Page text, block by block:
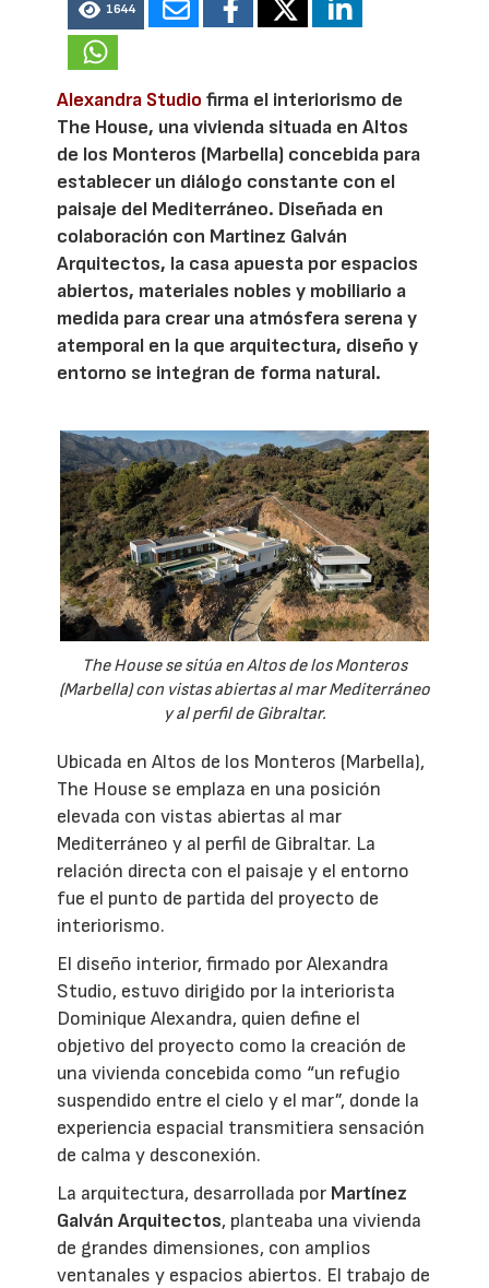
1644
Alexandra Studio firma el interiorismo de
The House, una vivienda situada en Altos
de los Monteros (Marbella) concebida para
establecer un diálogo constante con el
paisaje del Mediterráneo. Diseñada en
colaboración con Martinez Galván
Arquitectos, la casa apuesta por espacios
abiertos, materiales nobles y mobiliario a
medida para crear una atmósfera serena y
atemporal en la que arquitectura, diseño y
entorno se integran de forma natural.
The House se sitúa en Altos de los Monteros
(Marbella) con vistas abiertas al mar Mediterráneo
y al perfil de Gibraltar.
Ubicada en Altos de los Monteros (Marbella),
The House se emplaza en una posición
elevada con vistas abiertas al mar
Mediterráneo y al perfil de Gibraltar. La
relación directa con el paisaje y el entorno
fue el punto de partida del proyecto de
interiorismo.
El diseño interior, firmado por Alexandra
Studio, estuvo dirigido por la interiorista
Dominique Alexandra, quien define el
objetivo del proyecto como la creación de
una vivienda concebida como “un refugio
suspendido entre el cielo y el mar”, donde la
experiencia espacial transmitiera sensación
de calma y desconexión.
La arquitectura, desarrollada por Martínez
Galván Arquitectos, planteaba una vivienda
de grandes dimensiones, con amplios
ventanales y espacios abiertos. El trabajo de